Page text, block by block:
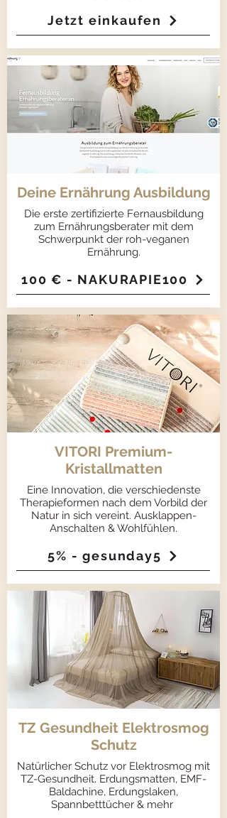
Jetzt einkaufen
Deine Ernährung Ausbildung
Die erste zertifizierte Fernausbildung
zum Ernährungsberater mit dem
Schwerpunkt der roh-veganen
Ernährung.
100 € - NAKURAPIE100
VITORI Premium-
Kristallmatten
Eine Innovation, die verschiedenste
Therapieformen nach dem Vorbild der
Natur in sich vereint. Ausklappen-
Anschalten & Wohlfühlen.
5% - gesunday5
TZ Gesundheit Elektrosmog
Schutz
Natürlicher Schutz vor Elektrosmog mit
TZ-Gesundheit. Erdungsmatten, EMF-
Baldachine, Erdungslaken,
Spannbetttücher & mehr